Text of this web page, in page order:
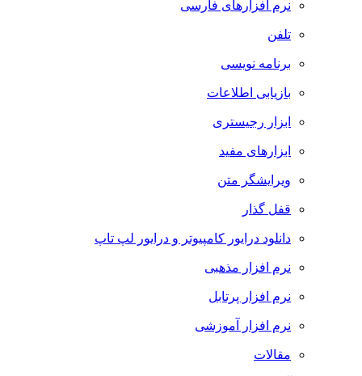
نرم افزارهای فارسی
تلفن
برنامه نویسی
بازیابی اطلاعات
ابزار رجیستری
ابزارهای مفید
ویرایشگر متن
قفل گذار
دانلود درایور کامپیوتر و درایور لپ تاپ
نرم افزار مذهبی
نرم افزار پرتابل
نرم افزار آموزشی
مقالات